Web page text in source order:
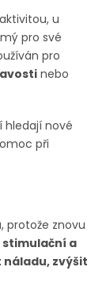
u
pro své
pro
nebo
hledají nové
při
protože znovu
stimulační a
náladu, zvýšit